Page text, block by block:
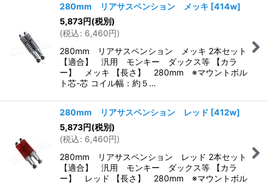
280mm リアサスペンション メッキ [414w]
5,873円(税別)
(税込: 6,460円)
280mm リアサスペンション メッキ 2本セット
【適合】 汎用 モンキー ダックス等 【カラ
ー】 メッキ 【長さ】 280mm ※マウントボル
ト芯-芯 コイル幅：約５…
280mm リアサスペンション レッド [412w]
5,873円(税別)
(税込: 6,460円)
280mm リアサスペンション レッド 2本セット
【適合】 汎用 モンキー ダックス等 【カラ
ー】 レッド 【長さ】 280mm ※マウントボル